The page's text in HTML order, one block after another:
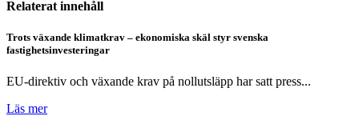
Relaterat innehåll
Trots växande klimatkrav – ekonomiska skäl styr svenska
fastighetsinvesteringar
EU-direktiv och växande krav på nollutsläpp har satt press...
Läs mer